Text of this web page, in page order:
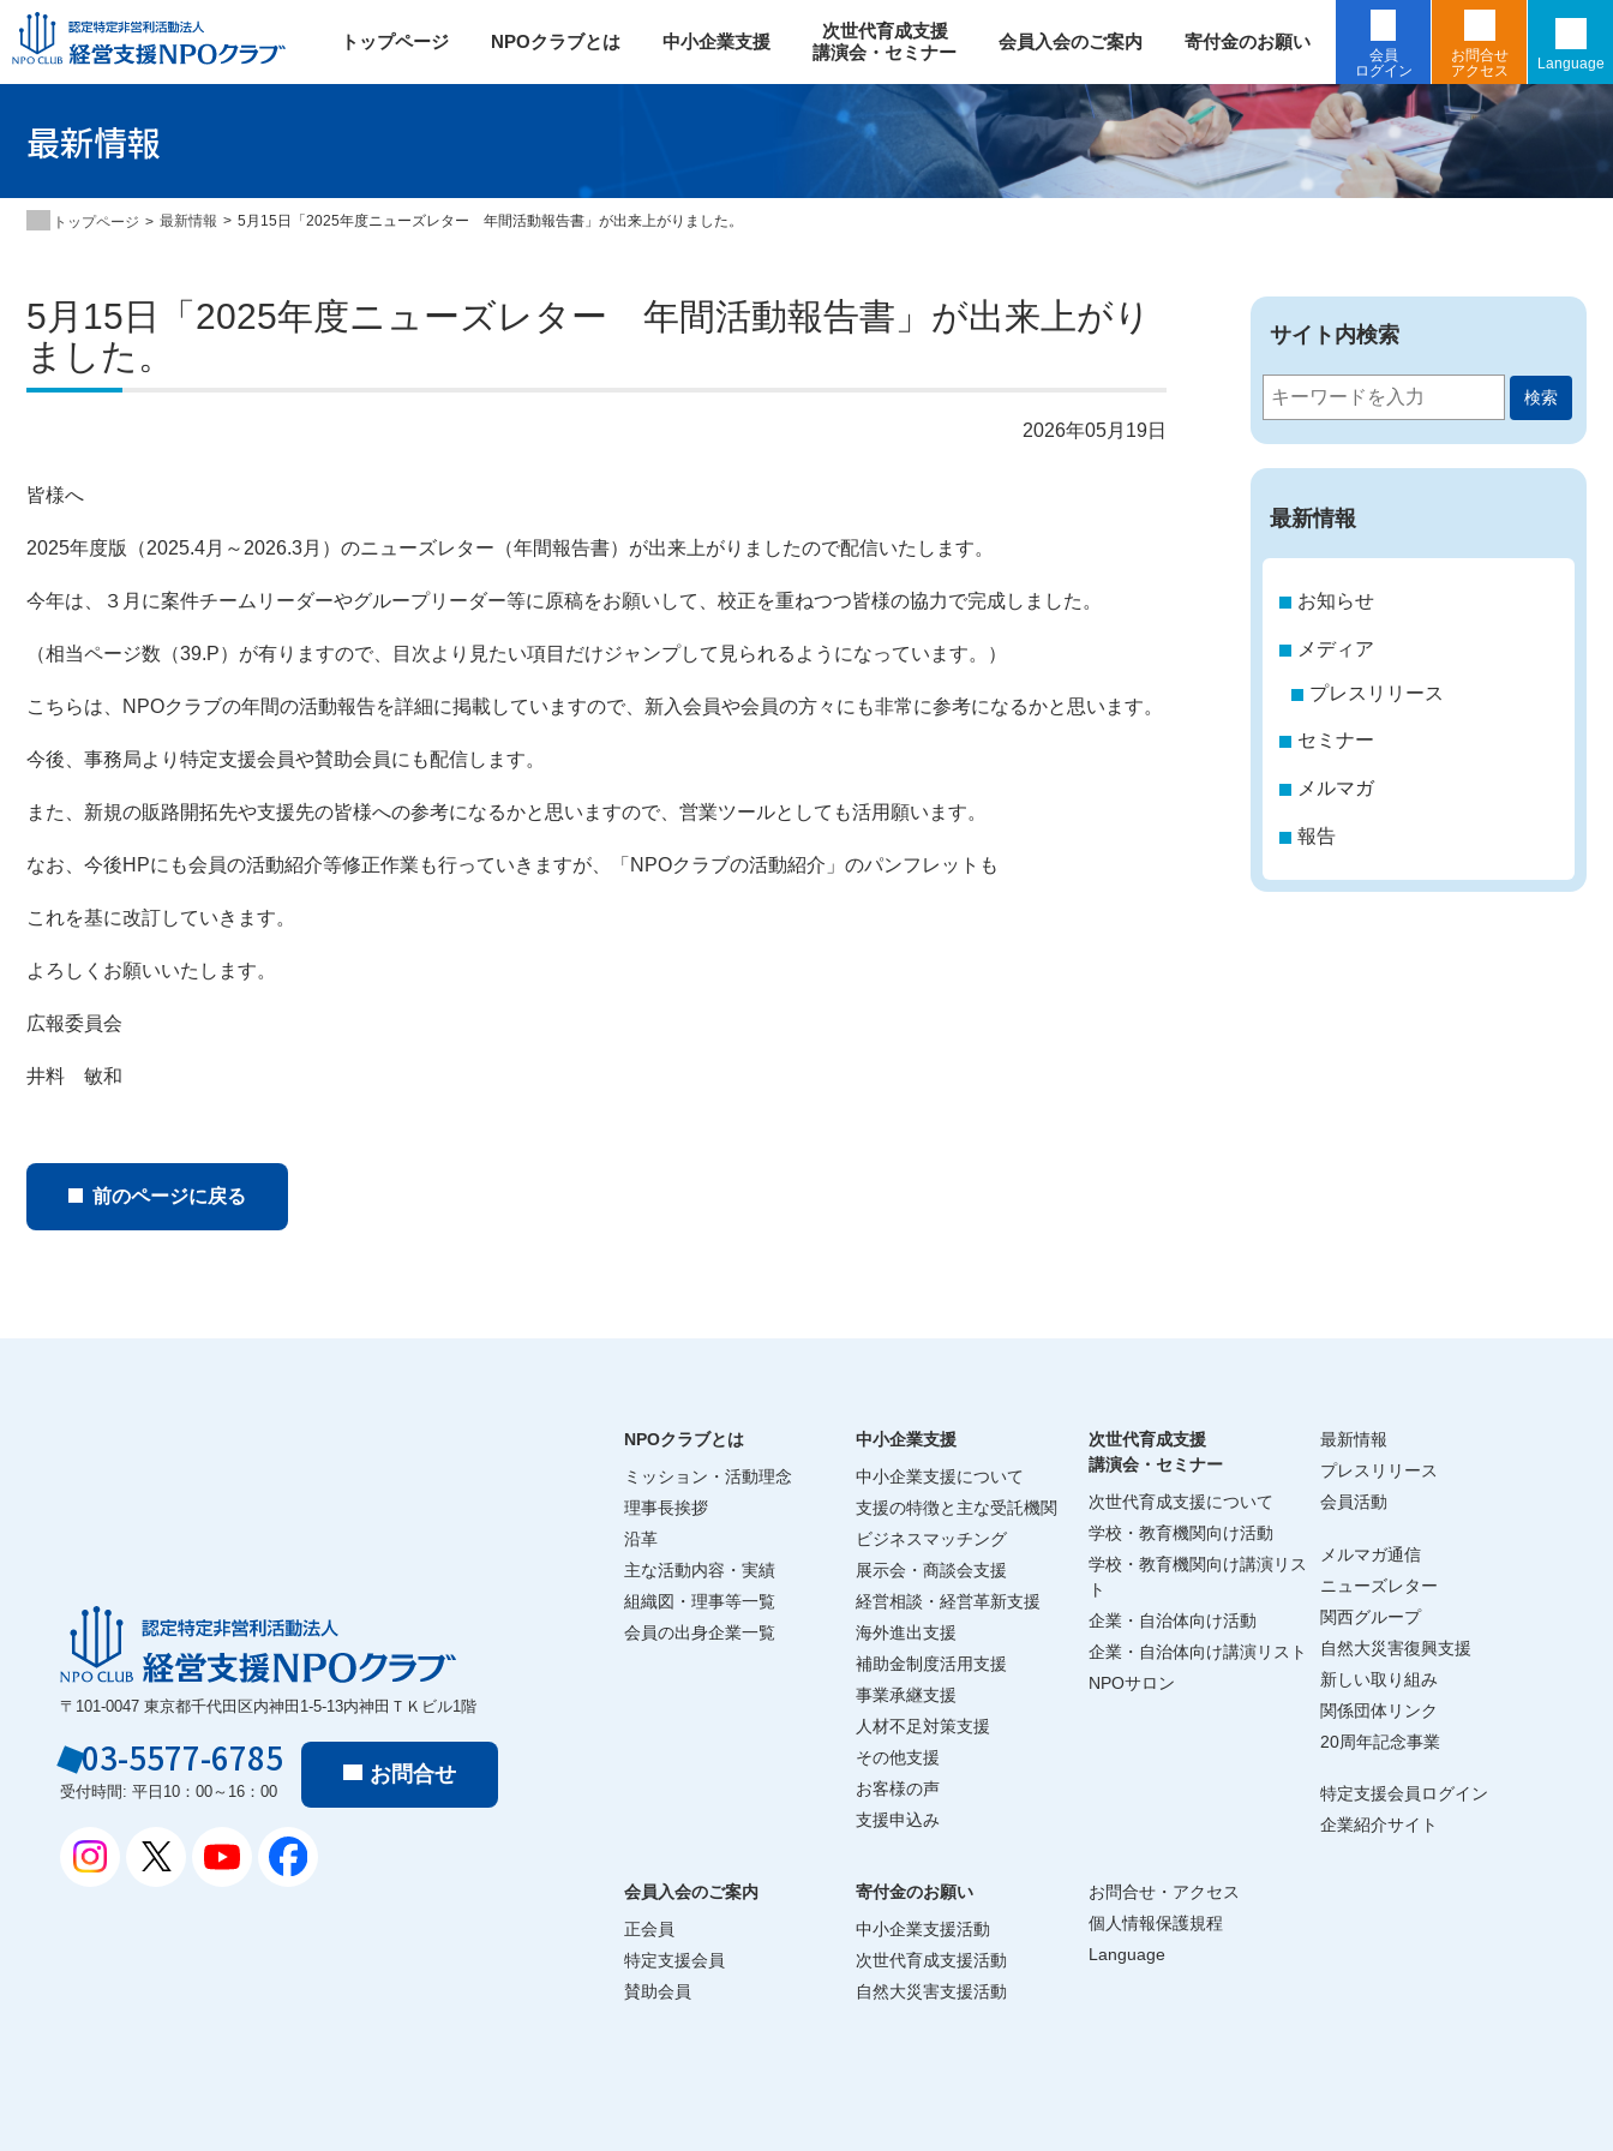
トップページ NPOクラブとは 中小企業支援
次世代育成支援
講演会・セミナー
会員入会のご案内 寄付金のお願い
会員
ログイン
お問合せ
アクセス
Language
最新情報
トップページ 最新情報 5月15日「2025年度ニューズレター 年間活動報告書」が出来上がりました。
5月15日「2025年度ニューズレター 年間活動報告書」が出来上がり
ました。
2026年05月19日
皆様へ
2025年度版（2025.4月～2026.3月）のニューズレター（年間報告書）が出来上がりましたので配信いたします。
今年は、３月に案件チームリーダーやグループリーダー等に原稿をお願いして、校正を重ねつつ皆様の協力で完成しました。
（相当ページ数（39.P）が有りますので、目次より見たい項目だけジャンプして見られるようになっています。）
こちらは、NPOクラブの年間の活動報告を詳細に掲載していますので、新入会員や会員の方々にも非常に参考になるかと思います。
今後、事務局より特定支援会員や賛助会員にも配信します。
また、新規の販路開拓先や支援先の皆様への参考になるかと思いますので、営業ツールとしても活用願います。
なお、今後HPにも会員の活動紹介等修正作業も行っていきますが、「NPOクラブの活動紹介」のパンフレットも
これを基に改訂していきます。
よろしくお願いいたします。
広報委員会
井料 敏和
前のページに戻る
サイト内検索
検索
最新情報
お知らせ
メディア
プレスリリース
セミナー
メルマガ
報告
〒101-0047 東京都千代田区内神田1-5-13内神田ＴＫビル1階
03-5577-6785
受付時間: 平日10：00～16：00
お問合せ
NPOクラブとは
ミッション・活動理念
理事長挨拶
沿革
主な活動内容・実績
組織図・理事等一覧
会員の出身企業一覧
中小企業支援
中小企業支援について
支援の特徴と主な受託機関
ビジネスマッチング
展示会・商談会支援
経営相談・経営革新支援
海外進出支援
補助金制度活用支援
事業承継支援
人材不足対策支援
その他支援
お客様の声
支援申込み
次世代育成支援
講演会・セミナー
次世代育成支援について
学校・教育機関向け活動
学校・教育機関向け講演リス
ト
企業・自治体向け活動
企業・自治体向け講演リスト
NPOサロン
最新情報
プレスリリース
会員活動
メルマガ通信
ニューズレター
関西グループ
自然大災害復興支援
新しい取り組み
関係団体リンク
20周年記念事業
特定支援会員ログイン
企業紹介サイト
会員入会のご案内
正会員
特定支援会員
賛助会員
寄付金のお願い
中小企業支援活動
次世代育成支援活動
自然大災害支援活動
お問合せ・アクセス
個人情報保護規程
Language